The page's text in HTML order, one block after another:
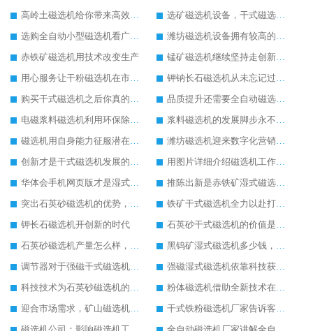
高岭土磁选机给你带来高效率生产
选矿磁选机设备，干式磁选机未来发展怎么样
选购全自动小型磁选机看广告不如看实力
潍坊磁选机设备拥有较高的社会地位
赤铁矿磁选机用技术改变生产
锰矿磁选机继续坚持走创新之路
用心服务让干粉磁选机在市场中发展更好
钾钠长石磁选机从未忘记过坚持环保生产的任务
购买干式磁选机之后你真的做过保养工作吗
品质提升还需要全自动磁选机的自动化生产为主
电磁浆料磁选机利用环保除铁方式进行工作
浆料磁选机的发展脚步永不停歇
磁选机用自身能力征服潜在客户
潍坊磁选机迎来数字化营销时代
创新才是干式磁选机发展的关键
用图片详细介绍磁选机工作原理
华体会手机网页版才是湿式磁选机内在比较好的宣传
推陈出新是赤铁矿湿式磁选机发展的关键
突出石英砂磁选机的优势，让其生产更加方便
铁矿干式磁选机全力以赴打造销售巅峰
钾长石磁选机开创新的时代
石英砂干式磁选机的价值是不可估量的
石英砂磁选机产量怎么样，效果怎么样
黑钨矿湿式磁选机多少钱，生产厂家推荐
调节器对于强磁干式磁选机的重要性
强磁湿式磁选机依靠科技获得新发展
科技技术为石英砂磁选机的发展提供技术支持
粉体磁选机借助全新技术在市场中稳定发展
迎合市场需求，矿山磁选机才有更大发展空间
干式铁粉磁选机厂家告诉客户干式铁粉磁选机应该这样保养